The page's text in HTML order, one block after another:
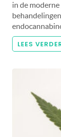
in de
LEES